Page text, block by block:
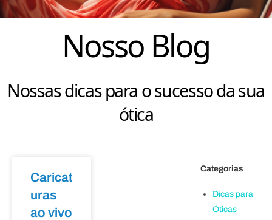
Nosso Blog
Nossas dicas para o sucesso da sua
ótica
Caricat
uras
ao vivo
Categorias
Dicas para
Óticas